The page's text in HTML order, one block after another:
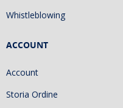
Whistleblowing
ACCOUNT
Account
Storia Ordine